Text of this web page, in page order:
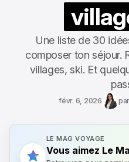
Une liste de 30
composer ton séjour.
villages, ski. Et
févr. 6, 2026 par
LE MAG VOYAGE
Vous aimez Le